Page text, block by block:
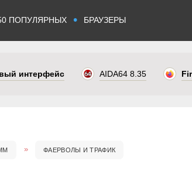
ПОПУЛЯРНЫХ • БРАУЗЕРЫ
интерфейс AIDA64 8.35
ФАЕРВОЛЫ И ТРАФИК